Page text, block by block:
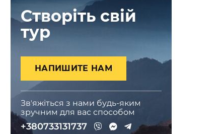
Створіть свій
тур
НАПИШИТЕ НАМ
Звʼяжіться з нами будь-яким
зручним для вас способом
+380733131737